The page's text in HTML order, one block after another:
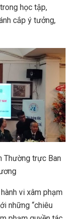
học tập,
cắp ý tưởng,
Thường trực Ban
vi xâm phạm
những “chiêu